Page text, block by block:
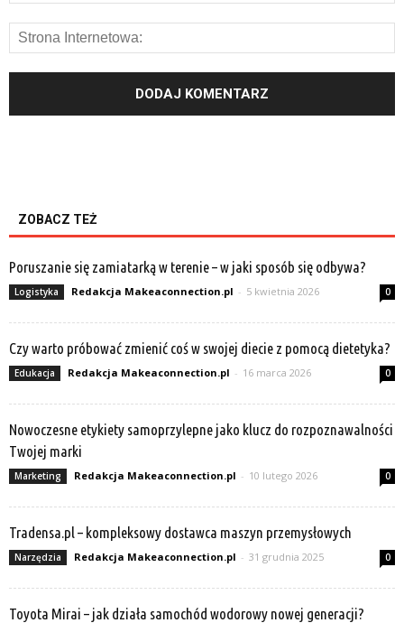
ZOBACZ TEŻ
Poruszanie się zamiatarką w terenie – w jaki sposób się odbywa?
Logistyka Redakcja Makeaconnection.pl - 5 kwietnia 2026 0
Czy warto próbować zmienić coś w swojej diecie z pomocą dietetyka?
Edukacja Redakcja Makeaconnection.pl - 16 marca 2026 0
Nowoczesne etykiety samoprzylepne jako klucz do rozpoznawalności
Twojej marki
Marketing Redakcja Makeaconnection.pl - 10 lutego 2026 0
Tradensa.pl – kompleksowy dostawca maszyn przemysłowych
Narzędzia Redakcja Makeaconnection.pl - 31 grudnia 2025 0
Toyota Mirai – jak działa samochód wodorowy nowej generacji?